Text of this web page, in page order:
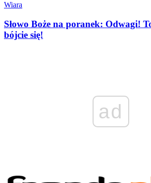
Wiara
Słowo Boże na poranek: Odwagi!
bójcie się!
ad